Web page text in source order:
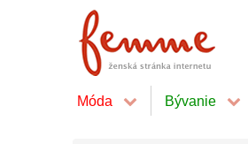
Móda Bývanie